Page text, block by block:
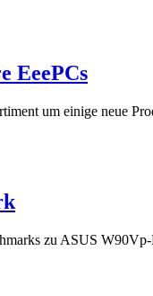
EeePCs
um einige neue
zu ASUS